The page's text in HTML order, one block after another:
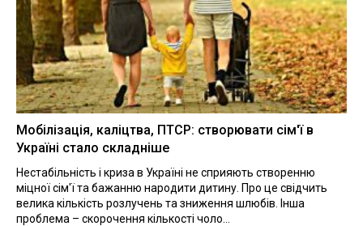
Мобілізація, каліцтва, ПТСР: створювати сім'ї в
Україні стало складніше
Нестабільність і криза в Україні не сприяють створенню
міцної сім'ї та бажанню народити дитину. Про це свідчить
велика кількість розлучень та зниження шлюбів. Інша
проблема – скорочення кількості чоло...